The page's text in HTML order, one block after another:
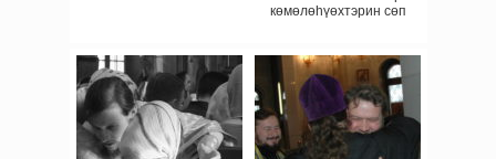
көмөлөһүөхтэрин сөп